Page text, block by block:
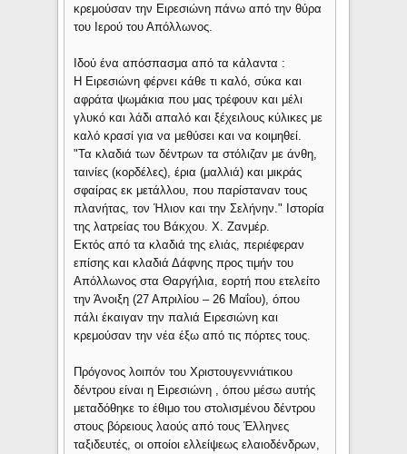
κρεμούσαν την Ειρεσιώνη πάνω από την θύρα
του Ιερού του Απόλλωνος.
Ιδού ένα απόσπασμα από τα κάλαντα :
Η Ειρεσιώνη φέρνει κάθε τι καλό, σύκα και
αφράτα ψωμάκια που μας τρέφουν και μέλι
γλυκό και λάδι απαλό και ξέχειλους κύλικες με
καλό κρασί για να μεθύσει και να κοιμηθεί.
"Τα κλαδιά των δέντρων τα στόλιζαν με άνθη,
ταινίες (κορδέλες), έρια (μαλλιά) και μικράς
σφαίρας εκ μετάλλου, που παρίσταναν τους
πλανήτας, τον Ήλιον και την Σελήνην." Ιστορία
της λατρείας του Βάκχου. Χ. Ζανμέρ.
Εκτός από τα κλαδιά της ελιάς, περιέφεραν
επίσης και κλαδιά Δάφνης προς τιμήν του
Απόλλωνος στα Θαργήλια, εορτή που ετελείτο
την Άνοιξη (27 Απριλίου – 26 Μαΐου), όπου
πάλι έκαιγαν την παλιά Ειρεσιώνη και
κρεμούσαν την νέα έξω από τις πόρτες τους.
Πρόγονος λοιπόν του Χριστουγεννιάτικου
δέντρου είναι η Ειρεσιώνη , όπου μέσω αυτής
μεταδόθηκε το έθιμο του στολισμένου δέντρου
στους βόρειους λαούς από τους Έλληνες
ταξιδευτές, οι οποίοι ελλείψεως ελαιοδένδρων,